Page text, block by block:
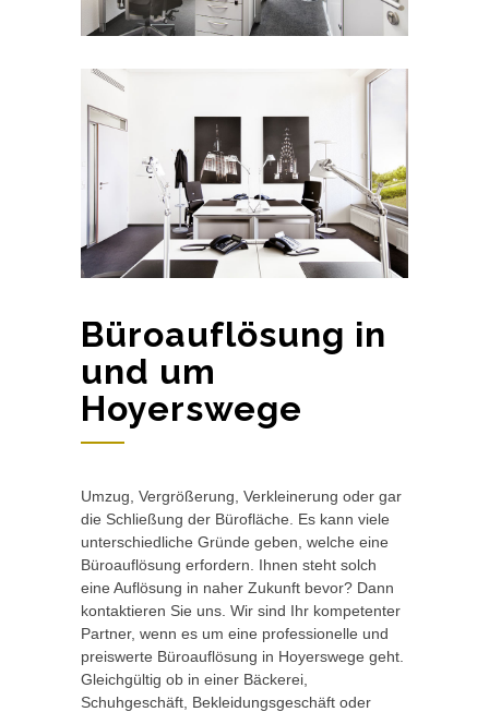
Büroauflösung in
und um
Hoyerswege
Umzug, Vergrößerung, Verkleinerung oder gar
die Schließung der Bürofläche. Es kann viele
unterschiedliche Gründe geben, welche eine
Büroauflösung erfordern. Ihnen steht solch
eine Auflösung in naher Zukunft bevor? Dann
kontaktieren Sie uns. Wir sind Ihr kompetenter
Partner, wenn es um eine professionelle und
preiswerte Büroauflösung in Hoyerswege geht.
Gleichgültig ob in einer Bäckerei,
Schuhgeschäft, Bekleidungsgeschäft oder